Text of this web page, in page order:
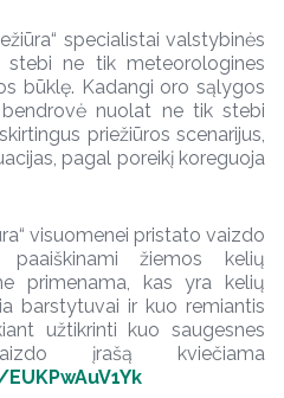
specialistai valstybinės
stebi ne tik meteorologines
būklę. Kadangi oro sąlygos
nuolat ne tik stebi
priežiūros scenarijus,
pagal poreikį koreguoja
visuomenei pristato vaizdo
paaiškinami žiemos kelių
primenama, kas yra kelių
barstytuvai ir kuo remiantis
užtikrinti kuo saugesnes
įrašą kviečiama